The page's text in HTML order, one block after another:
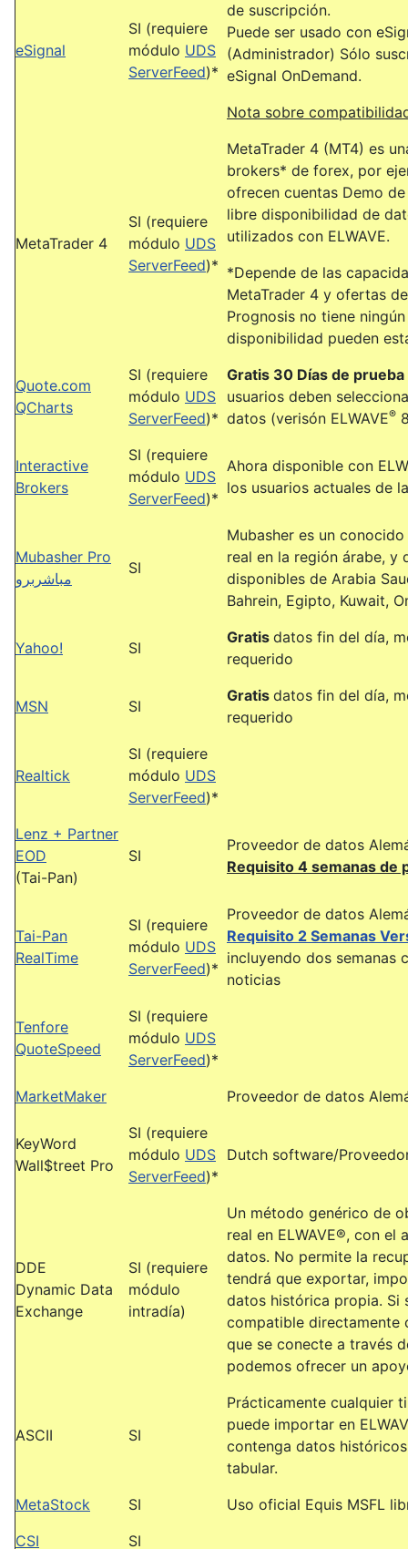
eSignal
SI (requiere
módulo UDS
ServerFeed)*
de suscripción.
Puede ser usado con
(Administrador) Sólo
eSignal OnDemand.
Nota sobre
MetaTrader 4
SI (requiere
módulo UDS
ServerFeed)*
MetaTrader 4 (MT4) es
brokers* de forex, por
ofrecen cuentas Demo
libre disponibilidad de
utilizados con ELWAVE.
*Depende de las
MetaTrader 4 y ofertas
Prognosis no tiene
disponibilidad pueden
Quote.com
QCharts
SI (requiere
módulo UDS
ServerFeed)*
Gratis 30 Días de prueba
usuarios deben
datos (verisón ELWAVE®
Interactive
Brokers
SI (requiere
módulo UDS
ServerFeed)*
Ahora disponible con
los usuarios actuales de
Mubasher Pro
مباشربرو
SI
Mubasher es un
real en la región árabe, y
disponibles de Arabia
Bahrein, Egipto, Kuwait,
Yahoo! SI
Gratis datos fin del día,
requerido
MSN SI
Gratis datos fin del día,
requerido
Realtick
SI (requiere
módulo UDS
ServerFeed)*
Lenz + Partner
EOD
(Tai-Pan)
SI
Proveedor de datos
Requisito 4 semanas de
Tai-Pan
RealTime
SI (requiere
módulo UDS
ServerFeed)*
Proveedor de datos
Requisito 2 Semanas
incluyendo dos semanas
noticias
Tenfore
QuoteSpeed
SI (requiere
módulo UDS
ServerFeed)*
MarketMaker
Proveedor de datos
KeyWord
Wall$treet Pro
SI (requiere
módulo UDS
ServerFeed)*
Dutch software/
DDE
Dynamic Data
Exchange
SI (requiere
módulo
intradía)
Un método genérico de
real en ELWAVE®, con
datos. No permite la
tendrá que exportar,
datos histórica propia. Si
compatible directamente
que se conecte a través
podemos ofrecer un
ASCII SI
Prácticamente cualquier
puede importar en
contenga datos
tabular.
MetaStock
SI
Uso oficial Equis MSFL
CSI
SI